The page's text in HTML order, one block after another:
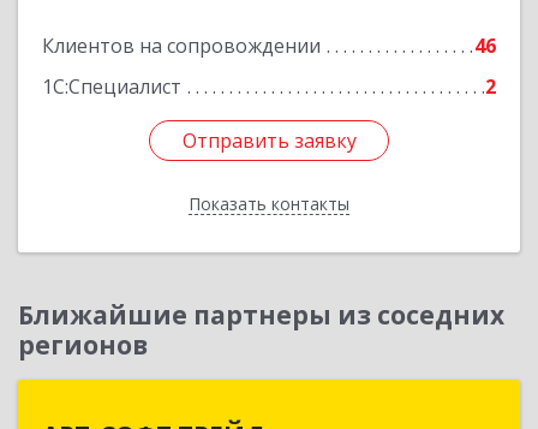
Клиентов на сопровождении
46
1С:Специалист
2
Отправить заявку
Показать контакты
Подробнее
Отправить заявку
Назад
Ближайшие партнеры из соседних
регионов